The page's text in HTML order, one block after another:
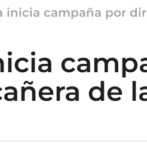
inicia campaña por
de